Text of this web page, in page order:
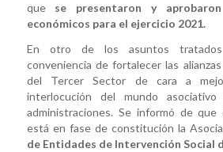
que se presentaron y
económicos para el ejercicio 2021.
En otro de los asuntos
conveniencia de fortalecer las
del Tercer Sector de cara a
interlocución del mundo
administraciones. Se informó de
está en fase de constitución la
de Entidades de Intervención Social